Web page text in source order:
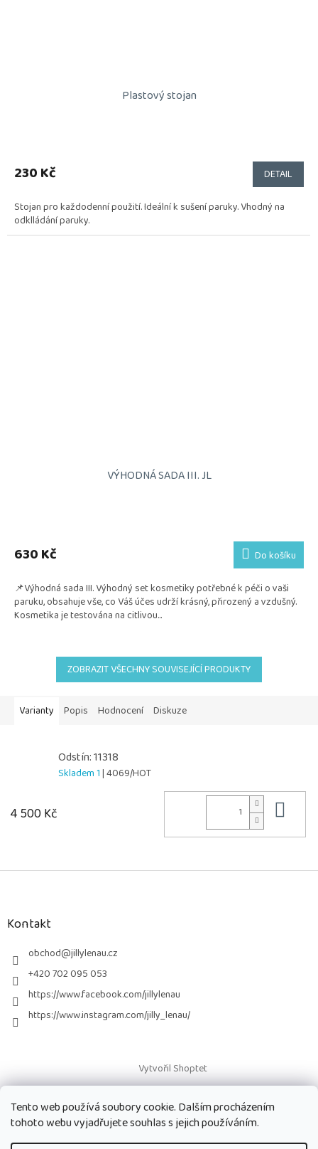
Tento web používá soubory cookie. Dalším procházením
tohoto webu vyjadřujete souhlas s jejich používáním.
Plastový stojan
230 Kč DETAIL
Stojan pro každodenní použití. Ideální k sušení paruky. Vhodný na
odklládání paruky.
VÝHODNÁ SADA III. JL
produktu
je
z
5
hvězdiček.
630 Kč Do košíku
📌Výhodná sada III. Výhodný set kosmetiky potřebné k péči o vaši
paruku, obsahuje vše, co Váš účes udrží krásný, přirozený a vzdušný.
Kosmetika je testována na citlivou...
ZOBRAZIT VŠECHNY SOUVISEJÍCÍ PRODUKTY
Varianty Popis Hodnocení Diskuze
Odstín: 11318
Skladem 1| 4069/HOT
4 500 Kč
Z
Kontakt
obchod@jillylenau.cz
+420 702 095 053
https://www.facebook.com/jillylenau
https://www.instagram.com/jilly_lenau/
Vytvořil Shoptet
Copyright 2026Paruky Jilly Lenau s.r.o.. Všechna práva vyhrazena.